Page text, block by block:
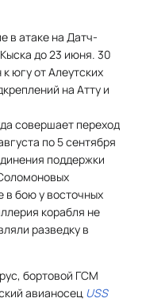
в атаке на Датч-
до 23 июня. 30
югу от Алеутских
на Атту и
совершает переход
по 5 сентября
поддержки
в бою у восточных
корабля не
разведку в
бортовой ГСМ
авианосец USS